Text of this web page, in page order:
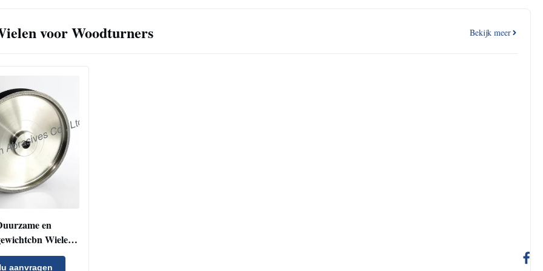
voor Woodturners Bekijk meer
en
Wielen
met
Malen Prestaties
aanvragen